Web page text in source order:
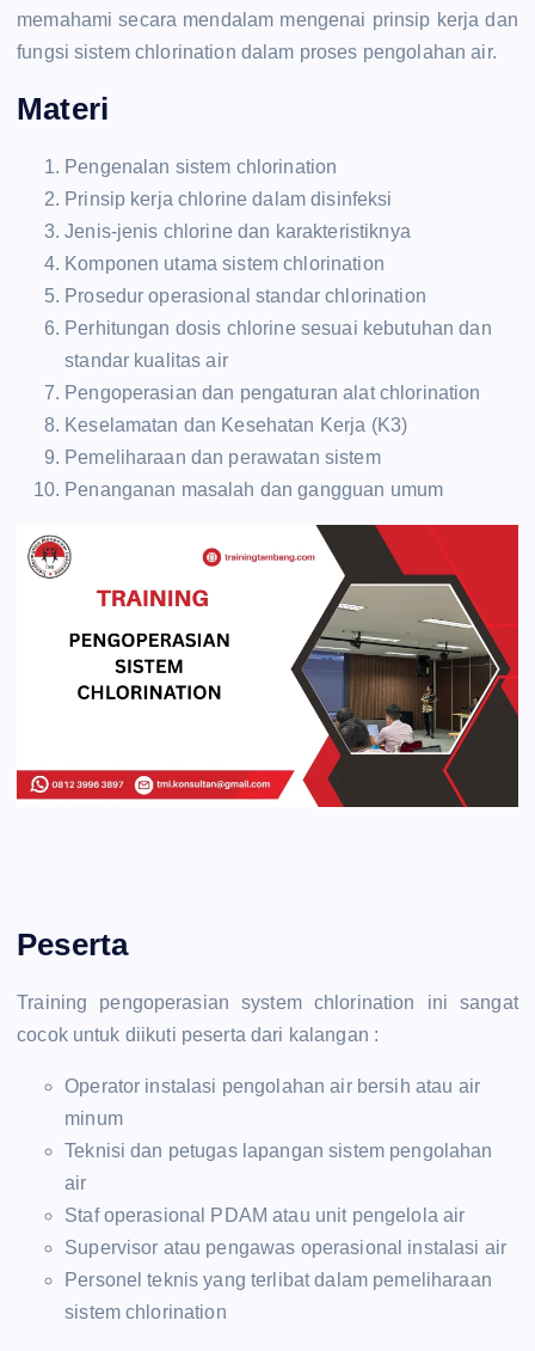
memahami secara mendalam mengenai prinsip kerja dan
fungsi sistem chlorination dalam proses pengolahan air.
Materi
Pengenalan sistem chlorination
Prinsip kerja chlorine dalam disinfeksi
Jenis-jenis chlorine dan karakteristiknya
Komponen utama sistem chlorination
Prosedur operasional standar chlorination
Perhitungan dosis chlorine sesuai kebutuhan dan
standar kualitas air
Pengoperasian dan pengaturan alat chlorination
Keselamatan dan Kesehatan Kerja (K3)
Pemeliharaan dan perawatan sistem
Penanganan masalah dan gangguan umum
Peserta
Training pengoperasian system chlorination ini sangat
cocok untuk diikuti peserta dari kalangan :
Operator instalasi pengolahan air bersih atau air
minum
Teknisi dan petugas lapangan sistem pengolahan
air
Staf operasional PDAM atau unit pengelola air
Supervisor atau pengawas operasional instalasi air
Personel teknis yang terlibat dalam pemeliharaan
sistem chlorination